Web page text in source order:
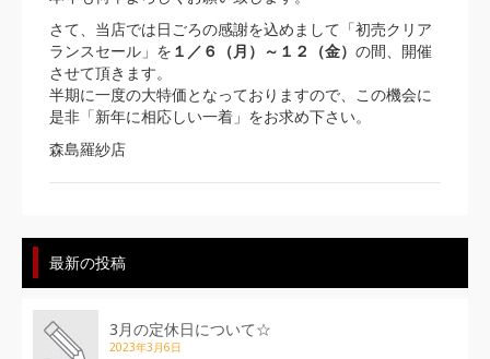
さて、当店では日ごろの感謝を込めまして「初売クリア
ランスセール」を １／６（月）～１２（金） の間、開催
させて頂きます。
半期に一度の大特価となっておりますので、この機会に
是非「新年に相応しい一着」をお求め下さい。
森島羅紗店
最新の投稿
3月の定休日について☆
2023年3月6日